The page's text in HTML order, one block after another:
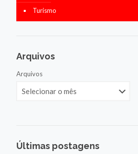
Turismo
Arquivos
Arquivos
Últimas postagens